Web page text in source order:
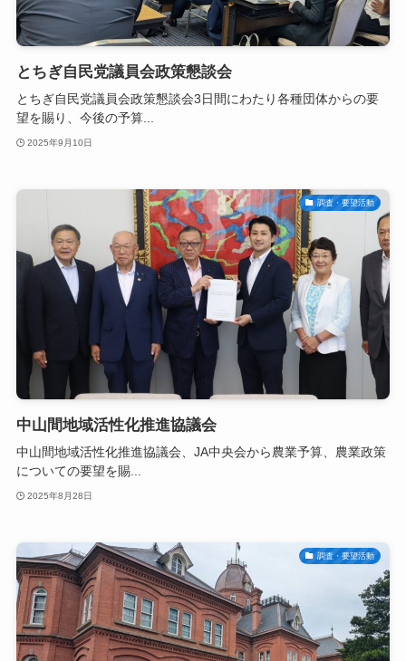
とちぎ自民党議員会政策懇談会
とちぎ自民党議員会政策懇談会3日間にわたり各種団体からの要
望を賜り、今後の予算...
2025年9月10日
調査・要望活動
中山間地域活性化推進協議会
中山間地域活性化推進協議会、JA中央会から農業予算、農業政策
についての要望を賜...
2025年8月28日
調査・要望活動